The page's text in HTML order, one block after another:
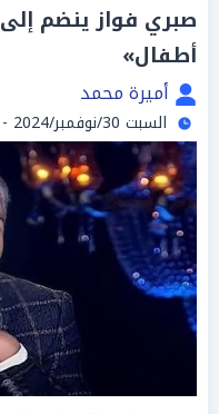
صبري فواز ينضم
أطفال»
أميرة محمد
السبت 30/نوفمبر/2024 - 02:57 م